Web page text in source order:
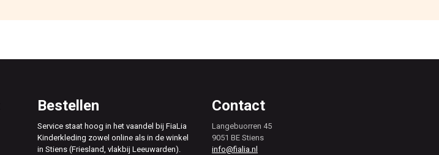
Bestellen
Service staat hoog in het vaandel bij FiaLia
Kinderkleding zowel online als in de winkel
in Stiens (Friesland, vlakbij Leeuwarden).
Contact
Langebuorren 45
9051 BE Stiens
info@fialia.nl